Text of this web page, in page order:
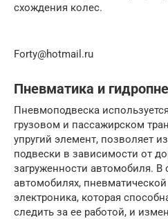
схождения колес.
Forty@hotmail.ru
Пневматика и
Пневмоподвеска
грузовом и пассажирском
упругий элемент, позволяет
подвески в зависимости от
загруженности автомобиля.
автомобилях,
электроника, которая
следить за ее работой, и